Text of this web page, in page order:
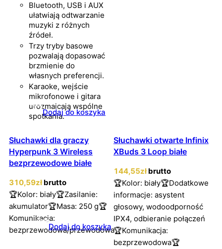
Bluetooth, USB i AUX
ułatwiają odtwarzanie
muzyki z różnych
źródeł.
Trzy tryby basowe
pozwalają dopasować
brzmienie do
własnych preferencji.
Karaoke, wejście
mikrofonowe i gitara
urozmaicają wspólne
spotkania.
Dodaj do koszyka
Słuchawki dla graczy
Hyperpunk 3 Wireless
bezprzewodowe białe
310,59zł brutto
🏆Kolor: biały🏆Zasilanie:
akumulator🏆Masa: 250 g🏆
Komunikacja:
bezprzewodowa/przewodowa
Dodaj do koszyka
Słuchawki otwarte Infinix
XBuds 3 Loop białe
144,55zł brutto
🏆Kolor: biały🏆Dodatkowe
informacje: asystent
głosowy, wodoodporność
IPX4, odbieranie połączeń
🏆Komunikacja:
bezprzewodowa🏆